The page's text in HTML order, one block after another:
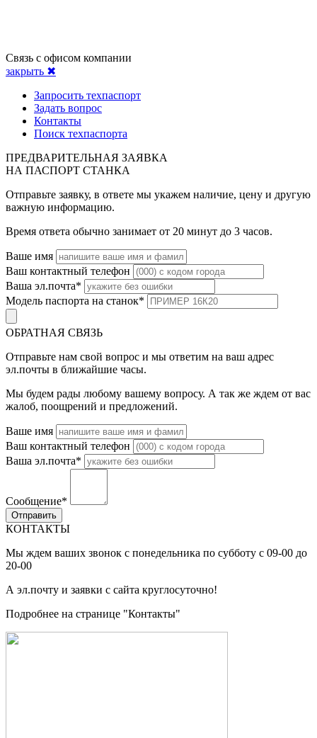
Связь с офисом компании
закрыть ✖
Запросить техпаспорт
Задать вопрос
Контакты
Поиск техпаспорта
ПРЕДВАРИТЕЛЬНАЯ ЗАЯВКА
НА ПАСПОРТ СТАНКА
Отправьте заявку, в ответе мы укажем наличие, цену и другую
важную информацию.
Время ответа обычно занимает от 20 минут до 3 часов.
Ваше имя
Ваш контактный телефон
Ваша эл.почта*
Модель паспорта на станок*
ОБРАТНАЯ СВЯЗЬ
Отправьте нам свой вопрос и мы ответим на ваш адрес
эл.почты в ближайшие часы.
Мы будем рады любому вашему вопросу. А так же ждем от вас
жалоб, поощрений и предложений.
Ваше имя
Ваш контактный телефон
Ваша эл.почта*
Сообщение*
КОНТАКТЫ
Мы ждем ваших звонок с понедельника по субботу с 09-00 до
20-00
А эл.почту и заявки с сайта круглосуточно!
Подробнее на странице "Контакты"